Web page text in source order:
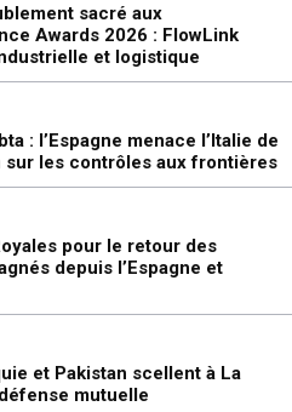
sacré aux
Awards 2026 : FlowLink
et logistique
: l’Espagne menace l’Italie de
sur les contrôles aux frontières
pour le retour des
depuis l’Espagne et
et Pakistan scellent à La
mutuelle